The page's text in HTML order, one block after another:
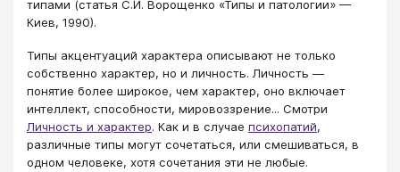
типами (статья С.И. Ворощенко «Типы и патологии» —
Киев, 1990).
Типы акцентуаций характера описывают не только
собственно характер, но и личность. Личность —
понятие более широкое, чем характер, оно включает
интеллект, способности, мировоззрение... Смотри
Личность и характер. Как и в случае психопатий,
различные типы могут сочетаться, или смешиваться, в
одном человеке, хотя сочетания эти не любые.